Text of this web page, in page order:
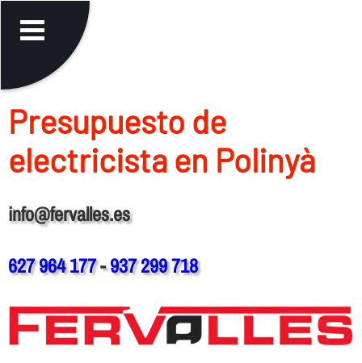
Presupuesto de
electricista en Polinyà
info@fervalles.es
627 964 177-937 299 718